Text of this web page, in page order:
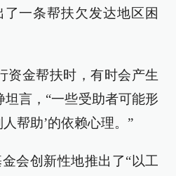
一条帮扶欠发达地区困
资金帮扶时，有时会产生
坦言，“一些受助者可能形
帮助’的依赖心理。”
会创新性地推出了“以工